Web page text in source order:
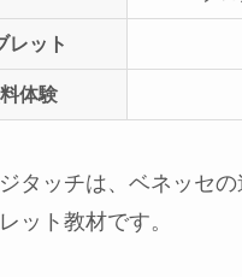
レット
体験
タッチは、ベネッセ
ット教材です。